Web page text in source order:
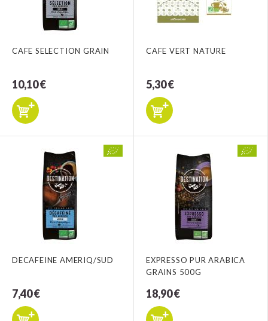
CAFE SELECTION GRAIN
10,10 €
CAFE VERT NATURE
5,30 €
DECAFEINE AMERIQ/SUD
7,40 €
EXPRESSO PUR ARABICA
GRAINS 500G
18,90 €